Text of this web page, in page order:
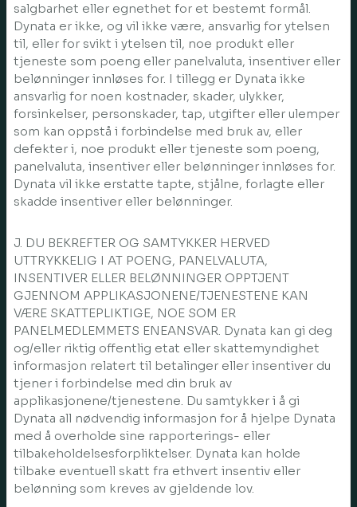
salgbarhet eller egnethet for et bestemt formål.
Dynata er ikke, og vil ikke være, ansvarlig for ytelsen
til, eller for svikt i ytelsen til, noe produkt eller
tjeneste som poeng eller panelvaluta, insentiver eller
belønninger innløses for. I tillegg er Dynata ikke
ansvarlig for noen kostnader, skader, ulykker,
forsinkelser, personskader, tap, utgifter eller ulemper
som kan oppstå i forbindelse med bruk av, eller
defekter i, noe produkt eller tjeneste som poeng,
panelvaluta, insentiver eller belønninger innløses for.
Dynata vil ikke erstatte tapte, stjålne, forlagte eller
skadde insentiver eller belønninger.
J. DU BEKREFTER OG SAMTYKKER HERVED
UTTRYKKELIG I AT POENG, PANELVALUTA,
INSENTIVER ELLER BELØNNINGER OPPTJENT
GJENNOM APPLIKASJONENE/TJENESTENE KAN
VÆRE SKATTEPLIKTIGE, NOE SOM ER
PANELMEDLEMMETS ENEANSVAR. Dynata kan gi deg
og/eller riktig offentlig etat eller skattemyndighet
informasjon relatert til betalinger eller insentiver du
tjener i forbindelse med din bruk av
applikasjonene/tjenestene. Du samtykker i å gi
Dynata all nødvendig informasjon for å hjelpe Dynata
med å overholde sine rapporterings- eller
tilbakeholdelsesforpliktelser. Dynata kan holde
tilbake eventuell skatt fra ethvert insentiv eller
belønning som kreves av gjeldende lov.